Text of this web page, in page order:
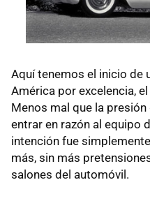
Aquí tenemos el inicio de
América por excelencia, el
Menos mal que la
entrar en razón al equipo
intención fue
más, sin más
salones del automóvil.